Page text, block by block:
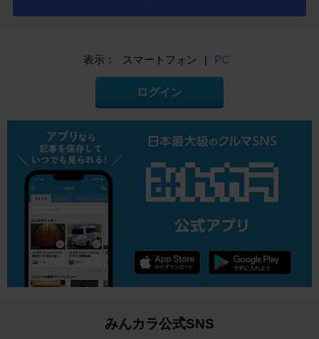
表示： スマートフォン | PC
ログイン
みんカラ公式SNS